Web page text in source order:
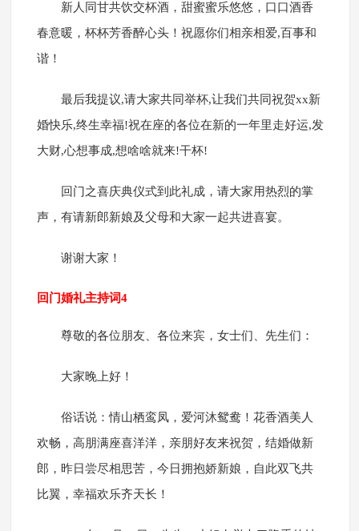
新人同甘共饮交杯酒，甜蜜蜜乐悠悠，口口酒香
春意暖，杯杯芳香醉心头！祝愿你们相亲相爱,百事和
谐！
最后我提议,请大家共同举杯,让我们共同祝贺xx新
婚快乐,终生幸福!祝在座的各位在新的一年里走好运,发
大财,心想事成,想啥啥就来!干杯!
回门之喜庆典仪式到此礼成，请大家用热烈的掌
声，有请新郎新娘及父母和大家一起共进喜宴。
谢谢大家！
回门婚礼主持词4
尊敬的各位朋友、各位来宾，女士们、先生们：
大家晚上好！
俗话说：情山栖鸾凤，爱河沐鸳鸯！花香酒美人
欢畅，高朋满座喜洋洋，亲朋好友来祝贺，结婚做新
郎，昨日尝尽相思苦，今日拥抱娇新娘，自此双飞共
比翼，幸福欢乐齐天长！